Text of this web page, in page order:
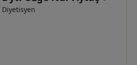
Diyetisyen